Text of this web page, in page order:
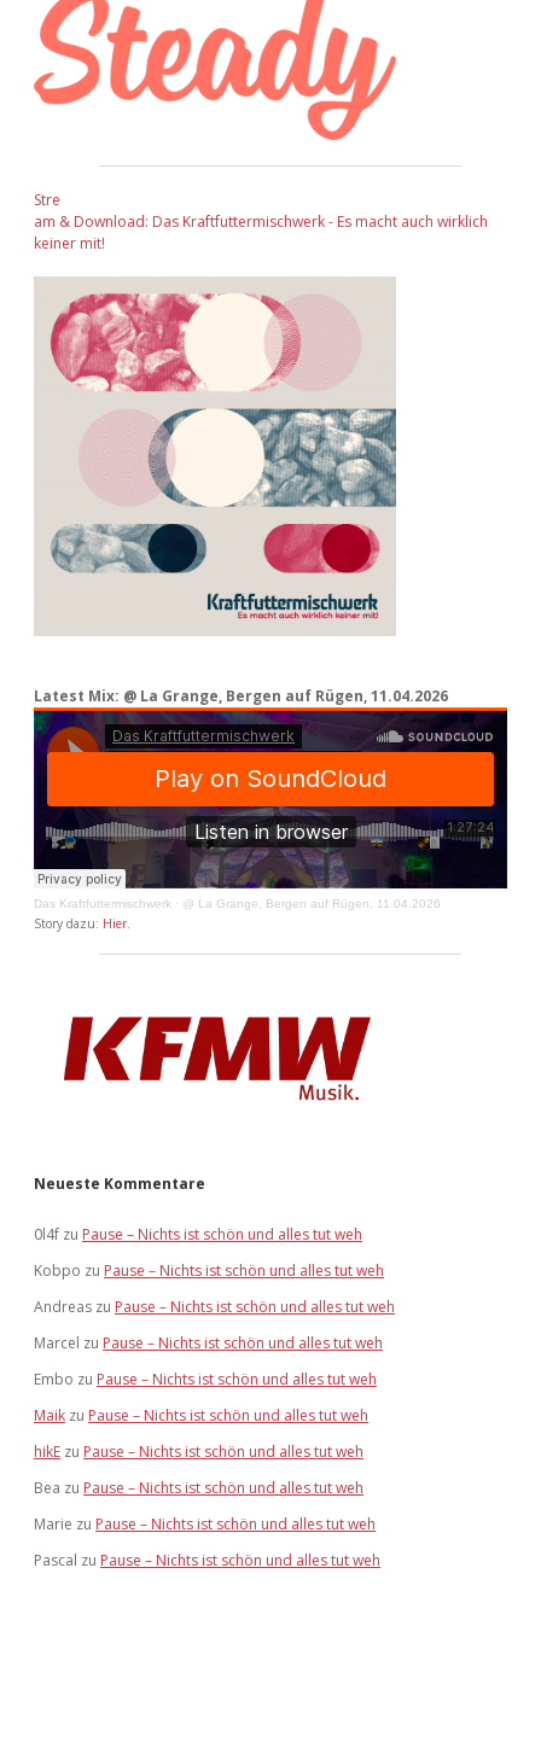
Stre
am & Download: Das Kraftfuttermischwerk - Es macht auch wirklich
keiner mit!
Latest Mix: @ La Grange, Bergen auf Rügen, 11.04.2026
Das Kraftfuttermischwerk · @ La Grange, Bergen auf Rügen, 11.04.2026
Story dazu: Hier.
Neueste Kommentare
0l4f zu Pause – Nichts ist schön und alles tut weh
Kobpo zu Pause – Nichts ist schön und alles tut weh
Andreas zu Pause – Nichts ist schön und alles tut weh
Marcel zu Pause – Nichts ist schön und alles tut weh
Embo zu Pause – Nichts ist schön und alles tut weh
Maik zu Pause – Nichts ist schön und alles tut weh
hikE zu Pause – Nichts ist schön und alles tut weh
Bea zu Pause – Nichts ist schön und alles tut weh
Marie zu Pause – Nichts ist schön und alles tut weh
Pascal zu Pause – Nichts ist schön und alles tut weh